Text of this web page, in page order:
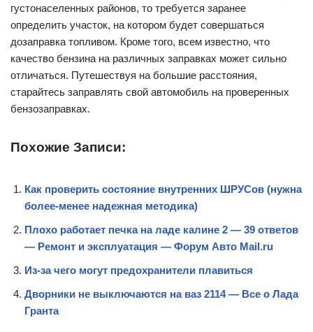
густонаселенных районов, то требуется заранее
определить участок, на котором будет совершаться
дозаправка топливом. Кроме того, всем известно, что
качество бензина на различных заправках может сильно
отличаться. Путешествуя на большие расстояния,
старайтесь заправлять свой автомобиль на проверенных
бензозаправках.
Похожие Записи:
Как проверить состояние внутренних ШРУСов (нужна
более-менее надежная методика)
Плохо работает печка на ладе калине 2 — 39 ответов
— Ремонт и эксплуатация — Форум Авто Mail.ru
Из-за чего могут предохранители плавиться
Дворники не выключаются на ваз 2114 — Все о Лада
Гранта